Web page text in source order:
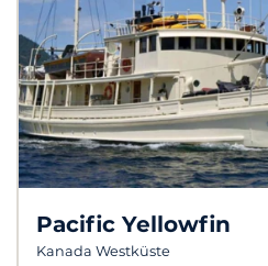
Pacific Yellowfin
Kanada Westküste